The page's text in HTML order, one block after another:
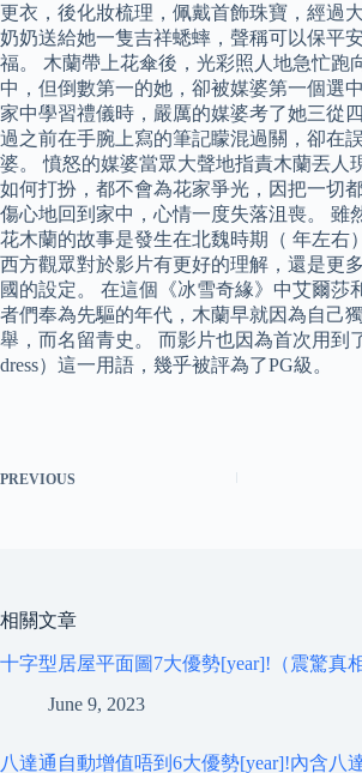
更衣，後化妝梳理，佩戴首飾珠寶，經過
奶奶送給她一隻吉祥蟋蟀，聲稱可以保平
福。 木蘭帶上花傘後，光彩照人地急忙跑
中，但倒數第一的她，卻被媒婆第一個選
家中學習禮儀時，嚴厲的媒婆考了她三從
過之前在手腕上寫的筆記矇混過關，卻在
婆。 憤怒的媒婆當眾大聲地指責木蘭丟人
如何打扮，都不會為花家爭光，因把一切
傷心地回到家中，心情一度失落沮喪。 雖
花木蘭的故事是發生在北魏時期（ 年左右
西方觀眾對於影片有更好的理解，還是更
國的設定。 在這個《冰雪奇緣》中艾爾莎
者們奉為先驅的年代，木蘭早就因為自己
舉，而名留青史。 而影片也因為首次用到
dress）這一用語，幾乎被評為了PG級。
PREVIOUS
相關文章
十字型居屋平面圖7大優勢[year]!（震驚真相
June 9, 2023
八達通自動增值唔到6大優勢[year]!內含八